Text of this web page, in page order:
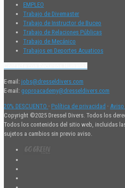
EMPLEO
Trabajo de Divemaster
Trabajo de Instructor de Buceo
Trabajo de Relaciones Públicas
Trabajo de Mecánico
Trabajos en Deportes Acuaticos
E-mail: jobs@dresseldivers.com
E-mail: goproacademy@dresseldivers.com
20% DESCUENTO · Política de privacidad · Aviso
Copyright ©2025 Dressel Divers. Todos los
Todos los contenidos del sitio web, incluidas
sujetos a cambios sin previo aviso.